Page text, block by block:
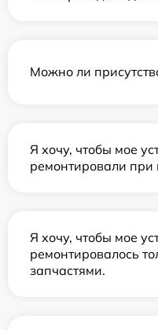
Можно ли
Я хочу, чтобы мое
ремонтировали при
Я хочу, чтобы мое
ремонтировалось
запчастями.